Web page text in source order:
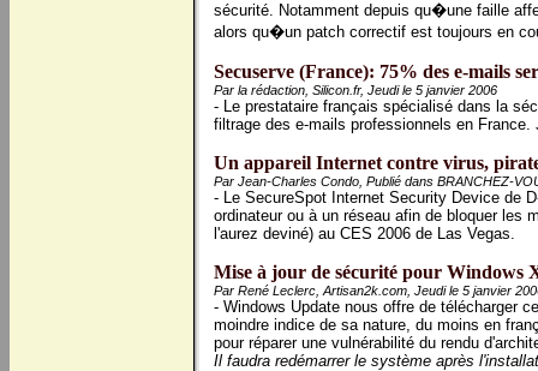
sécurité. Notamment depuis qu�une faille
alors qu�un patch correctif est toujours en
Secuserve (France): 75% des e-mails
Par la rédaction, Silicon.fr, Jeudi le 5 janvier 2006
- Le prestataire français spécialisé dans la
filtrage des e-mails professionnels en
Un appareil Internet contre virus,
Par Jean-Charles Condo, Publié dans BRANCHEZ-
- Le SecureSpot Internet Security Device de
ordinateur ou à un réseau afin de bloquer les
l'aurez deviné) au CES 2006 de Las Vegas.
Mise à jour de sécurité pour Windows
Par René Leclerc, Artisan2k.com, Jeudi le 5 janvier
- Windows Update nous offre de télécharger
moindre indice de sa nature, du moins en
pour réparer une vulnérabilité du rendu
Il faudra redémarrer le système après